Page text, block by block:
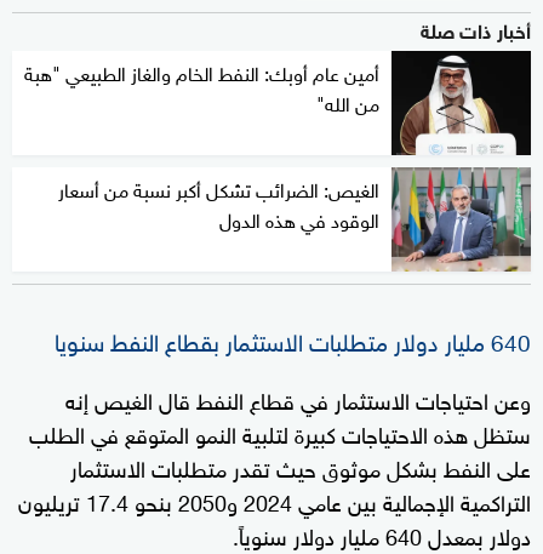
أخبار ذات صلة
أمين عام أوبك: النفط الخام والغاز الطبيعي "هبة
من الله"
الغيص: الضرائب تشكل أكبر نسبة من أسعار
الوقود في هذه الدول
640 مليار دولار متطلبات الاستثمار بقطاع النفط سنويا
وعن احتياجات الاستثمار في قطاع النفط قال الغيص إنه
ستظل هذه الاحتياجات كبيرة لتلبية النمو المتوقع في الطلب
على النفط بشكل موثوق حيث تقدر متطلبات الاستثمار
التراكمية الإجمالية بين عامي 2024 و2050 بنحو 17.4 تريليون
دولار بمعدل 640 مليار دولار سنوياً.